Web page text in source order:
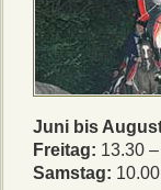
Juni bis
Freitag: 13.30
Samstag: